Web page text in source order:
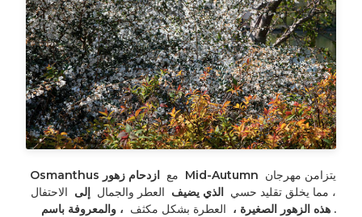
يتزامن مهرجان مع ازدحام زهور Osmanthus
، مما يخلق تقليد حسي الذي يضيف العطر والجمال إلى الاحتفال
. هذه الزهور الصغيرة ، العطرة بشكل مكثف ، والمعروفة باسم